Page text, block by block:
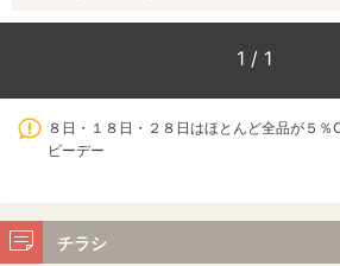
1 / 1
８日・１８日・２８日はほとんど全品が５
ピーデー
チラシ